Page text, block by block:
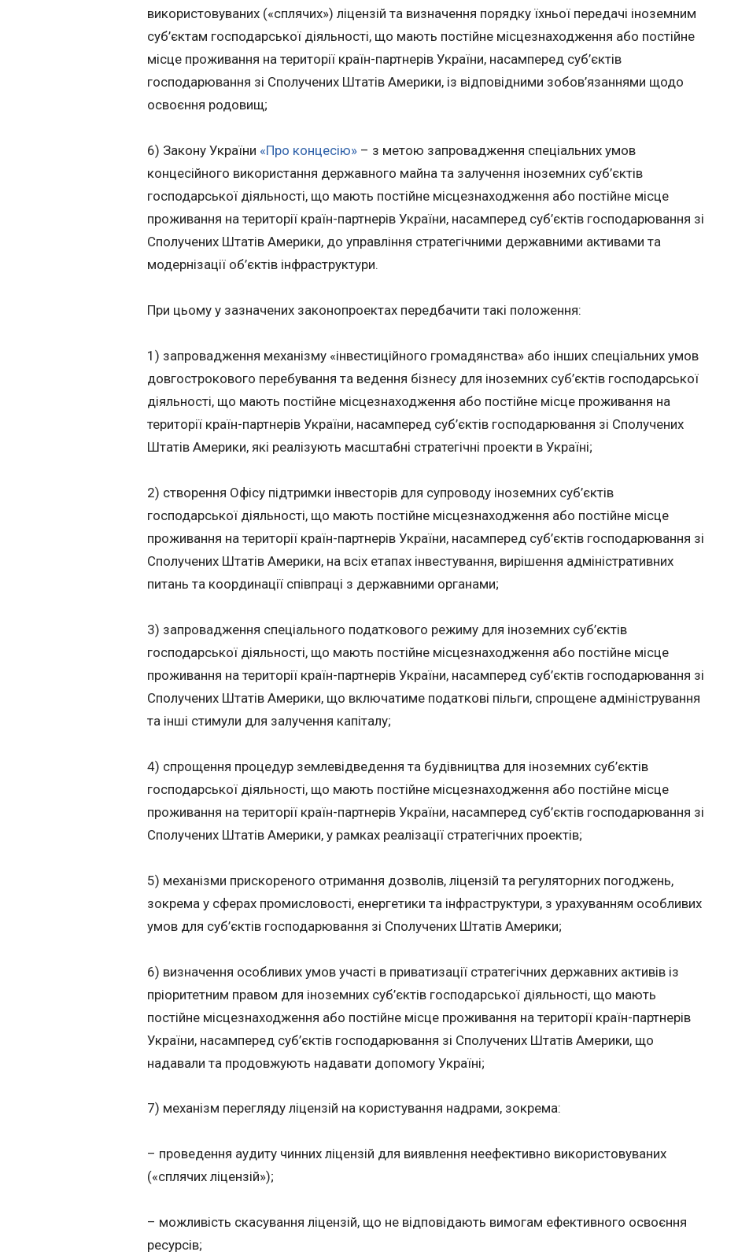
використовуваних («сплячих») ліцензій та визначення порядку їхньої передачі іноземним
суб’єктам господарської діяльності, що мають постійне місцезнаходження або постійне
місце проживання на території країн-партнерів України, насамперед суб’єктів
господарювання зі Сполучених Штатів Америки, із відповідними зобов’язаннями щодо
освоєння родовищ;
6) Закону України «Про концесію» – з метою запровадження спеціальних умов
концесійного використання державного майна та залучення іноземних суб’єктів
господарської діяльності, що мають постійне місцезнаходження або постійне місце
проживання на території країн-партнерів України, насамперед суб’єктів господарювання зі
Сполучених Штатів Америки, до управління стратегічними державними активами та
модернізації об’єктів інфраструктури.
При цьому у зазначених законопроектах передбачити такі положення:
1) запровадження механізму «інвестиційного громадянства» або інших спеціальних умов
довгострокового перебування та ведення бізнесу для іноземних суб’єктів господарської
діяльності, що мають постійне місцезнаходження або постійне місце проживання на
території країн-партнерів України, насамперед суб’єктів господарювання зі Сполучених
Штатів Америки, які реалізують масштабні стратегічні проекти в Україні;
2) створення Офісу підтримки інвесторів для супроводу іноземних суб’єктів
господарської діяльності, що мають постійне місцезнаходження або постійне місце
проживання на території країн-партнерів України, насамперед суб’єктів господарювання зі
Сполучених Штатів Америки, на всіх етапах інвестування, вирішення адміністративних
питань та координації співпраці з державними органами;
3) запровадження спеціального податкового режиму для іноземних суб’єктів
господарської діяльності, що мають постійне місцезнаходження або постійне місце
проживання на території країн-партнерів України, насамперед суб’єктів господарювання зі
Сполучених Штатів Америки, що включатиме податкові пільги, спрощене адміністрування
та інші стимули для залучення капіталу;
4) спрощення процедур землевідведення та будівництва для іноземних суб’єктів
господарської діяльності, що мають постійне місцезнаходження або постійне місце
проживання на території країн-партнерів України, насамперед суб’єктів господарювання зі
Сполучених Штатів Америки, у рамках реалізації стратегічних проектів;
5) механізми прискореного отримання дозволів, ліцензій та регуляторних погоджень,
зокрема у сферах промисловості, енергетики та інфраструктури, з урахуванням особливих
умов для суб’єктів господарювання зі Сполучених Штатів Америки;
6) визначення особливих умов участі в приватизації стратегічних державних активів із
пріоритетним правом для іноземних суб’єктів господарської діяльності, що мають
постійне місцезнаходження або постійне місце проживання на території країн-партнерів
України, насамперед суб’єктів господарювання зі Сполучених Штатів Америки, що
надавали та продовжують надавати допомогу Україні;
7) механізм перегляду ліцензій на користування надрами, зокрема:
– проведення аудиту чинних ліцензій для виявлення неефективно використовуваних
(«сплячих ліцензій»);
– можливість скасування ліцензій, що не відповідають вимогам ефективного освоєння
ресурсів;